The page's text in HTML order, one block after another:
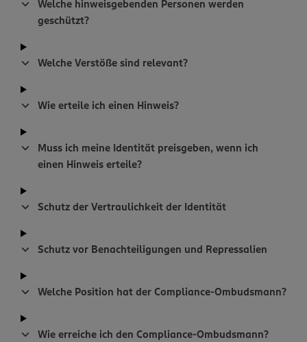
Welche hinweisgebenden Personen werden
geschützt?
Welche Verstöße sind relevant?
Wie erteile ich einen Hinweis?
Muss ich meine Identität preisgeben, wenn ich
einen Hinweis erteile?
Schutz der Vertraulichkeit der Identität
Schutz vor Benachteiligungen und Repressalien
Welche Position hat der Compliance-Ombudsmann?
Wie erreiche ich den Compliance-Ombudsmann?